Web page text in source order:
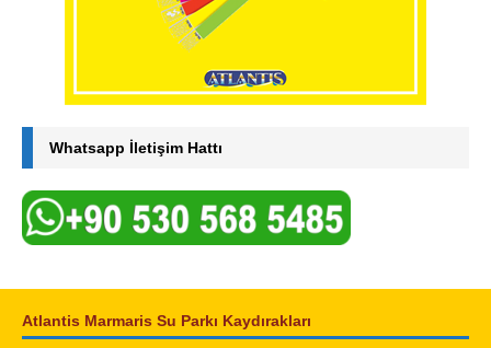
Whatsapp İletişim Hattı
Atlantis Marmaris Su Parkı Kaydırakları